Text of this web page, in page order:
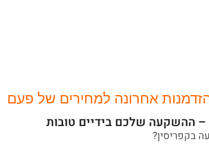
אחרונה למחירים של פעם
בקפריסין?